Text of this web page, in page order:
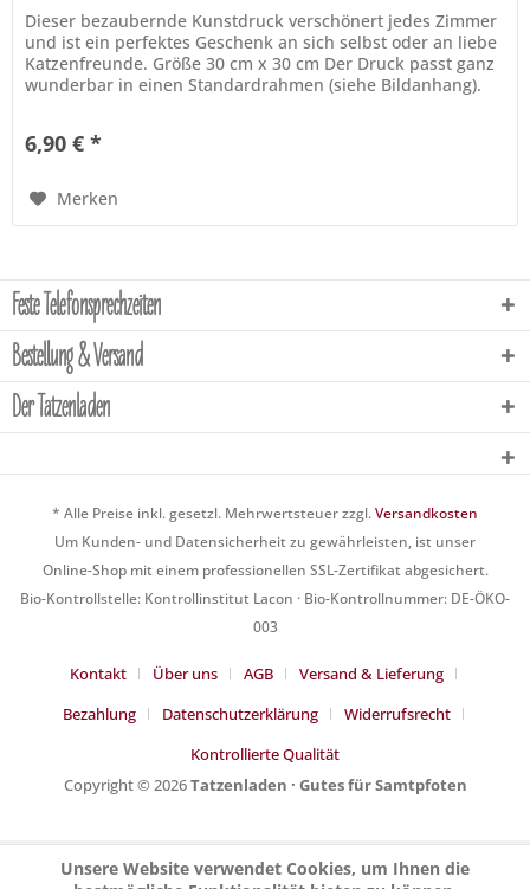
Dieser bezaubernde Kunstdruck verschönert jedes Zimmer
und ist ein perfektes Geschenk an sich selbst oder an liebe
Katzenfreunde. Größe 30 cm x 30 cm Der Druck passt ganz
wunderbar in einen Standardrahmen (siehe Bildanhang).
6,90 € *
Merken
Feste Telefonsprechzeiten
Bestellung & Versand
Der Tatzenladen
* Alle Preise inkl. gesetzl. Mehrwertsteuer zzgl.Versandkosten
Um Kunden- und Datensicherheit zu gewährleisten, ist unser
Online-Shop mit einem professionellen SSL-Zertifikat abgesichert.
Bio-Kontrollstelle: Kontrollinstitut Lacon · Bio-Kontrollnummer: DE-ÖKO-
003
Kontakt Über uns AGB
Versand & Lieferung
Bezahlung
Datenschutzerklärung
Widerrufsrecht
Kontrollierte Qualität
Copyright © 2026Tatzenladen · Gutes für Samtpfoten
Unsere Website verwendet Cookies, um Ihnen die